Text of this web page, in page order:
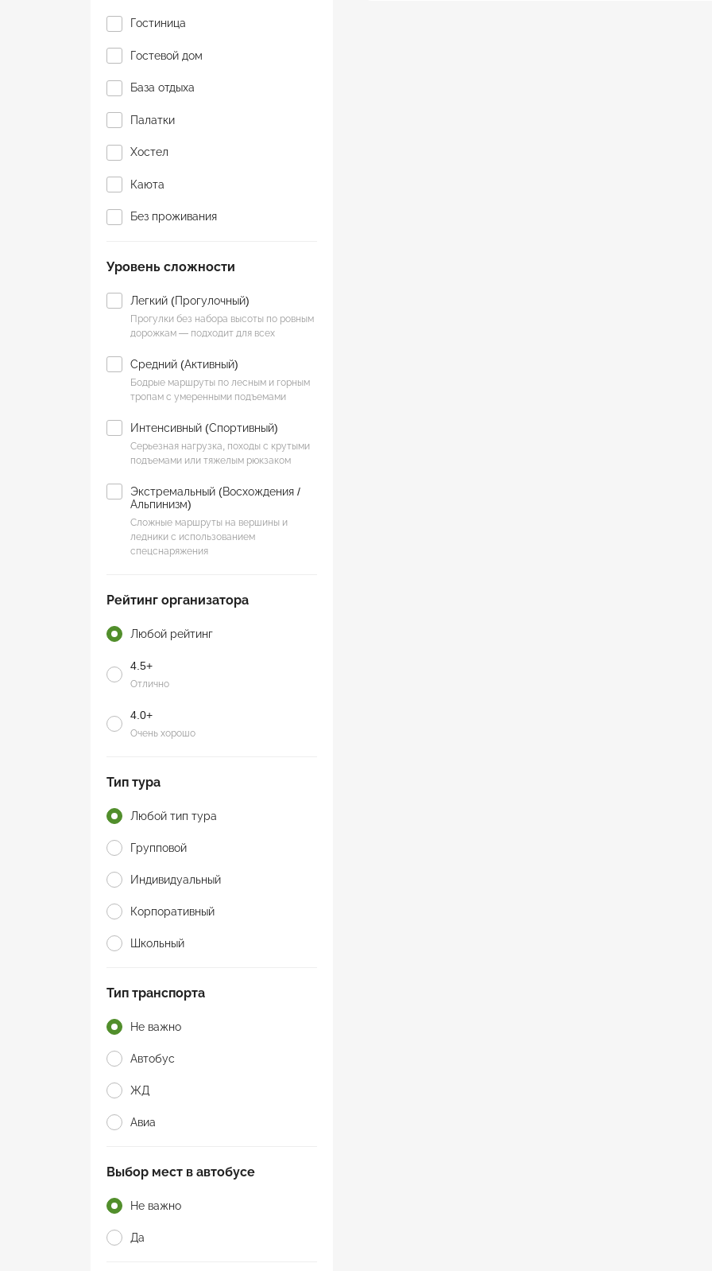
Парапланы
Пляжный отдых
Походы
С детьми
Сплав / рафтинг
Термальные источники
Фото туры
Экскурсионный
Экстрим
Гостиница
Гостевой дом
База отдыха
Палатки
Хостел
Каюта
Без проживания
Уровень сложности
Легкий (Прогулочный)
Прогулки без набора высоты по ровным
дорожкам — подходит для всех
Средний (Активный)
Бодрые маршруты по лесным и горным
тропам с умеренными подъемами
Интенсивный (Спортивный)
Серьезная нагрузка, походы с крутыми
подъемами или тяжелым рюкзаком
Экстремальный (Восхождения /
Альпинизм)
Сложные маршруты на вершины и
ледники с использованием
спецснаряжения
Рейтинг организатора
Любой рейтинг
4.5+
Отлично
4.0+
Очень хорошо
Тип тура
Любой тип тура
Групповой
Индивидуальный
Корпоративный
Школьный
Тип транспорта
Не важно
Автобус
ЖД
Авиа
Выбор мест в автобусе
Не важно
Да